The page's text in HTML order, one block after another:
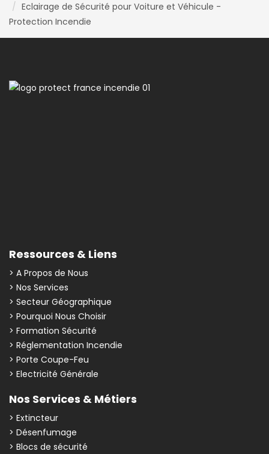
Eclairage de Sécurité pour Voiture et Véhicule -
Protection Incendie
Ressources & Liens
> A Propos de Nous
> Nos Services
> Secteur Géographique
> Pourquoi Nous Choisir
> Formation Sécurité
> Réglementation Incendie
> Porte Coupe-Feu
> Electricité Générale
Nos Services & Métiers
> Extincteur
> Désenfumage
> Blocs de sécurité